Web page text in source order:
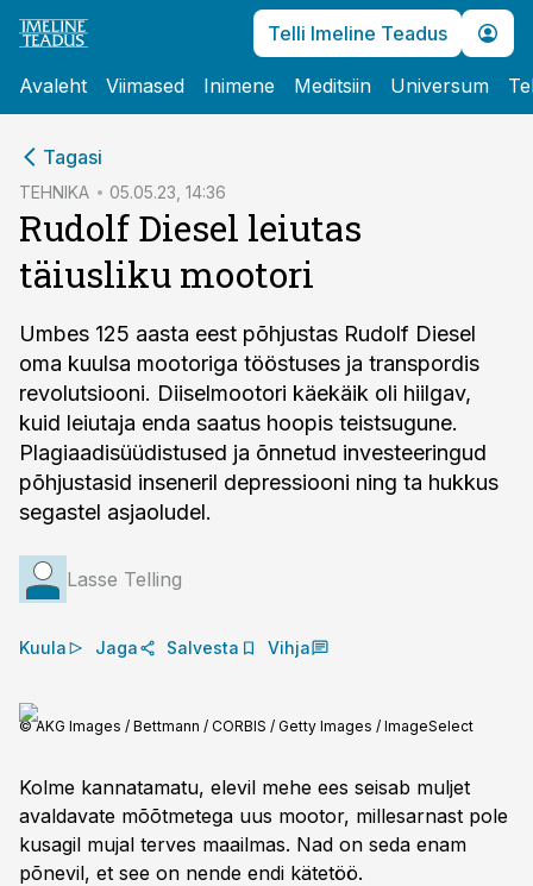
Telli Imeline Teadus
Avaleht Viimased Inimene Meditsiin Universum
Tagasi
TEHNIKA 05.05.23, 14:36
Rudolf Diesel leiutas
täiusliku mootori
Umbes 125 aasta eest põhjustas Rudolf Diesel
oma kuulsa mootoriga tööstuses ja transpordis
revolutsiooni. Diiselmootori käekäik oli hiilgav,
kuid leiutaja enda saatus hoopis teistsugune.
Plagiaadisüüdistused ja õnnetud investeeringud
põhjustasid inseneril depressiooni ning ta hukkus
segastel asjaoludel.
Lasse Telling
Kuula Jaga Salvesta Vihja
© AKG Images / Bettmann / CORBIS / Getty Images / ImageSelect
Kolme kannatamatu, elevil mehe ees seisab muljet
avaldavate mõõtmetega uus mootor, millesarnast pole
kusagil mujal terves maailmas. Nad on seda enam
põnevil, et see on nende endi kätetöö.